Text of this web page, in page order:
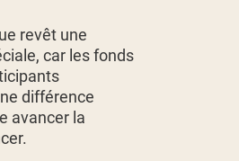
revêt une
car les fonds
différence
avancer la